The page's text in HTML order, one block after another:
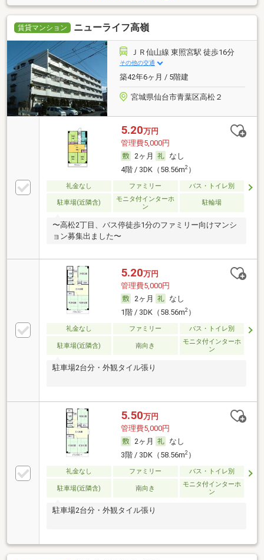
賃貸マンション ニューライフ高嶺
ＪＲ仙山線 東照宮駅 徒歩16分
その他の交通
築42年6ヶ月 / 5階建
宮城県仙台市青葉区高松２
5.20万円
管理費5,000円
2ヶ月
なし
4階 / 3DK（58.56m2）
礼金なし ファミリー バス・トイレ別
駐車場(近隣含)
モニタ付インターホ
ン
駐輪場
〜高松2丁目、バス停徒歩1分のファミリー向けマンシ
ョン募集出ました〜
5.20万円
管理費5,000円
2ヶ月
なし
1階 / 3DK（58.56m2）
礼金なし ファミリー バス・トイレ別
駐車場(近隣含) 南向き
モニタ付インターホ
ン
駐車場2台分・外観タイル張り
5.50万円
管理費5,000円
2ヶ月
なし
3階 / 3DK（58.56m2）
礼金なし ファミリー バス・トイレ別
駐車場(近隣含) 南向き
モニタ付インターホ
ン
駐車場2台分・外観タイル張り